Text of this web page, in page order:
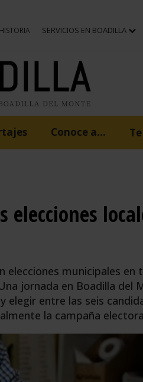
SERVICIOS EN BOADILLA
Conoce a...
elecciones
elecciones municipales
jornada en Boadilla del
elegir entre las seis
la campaña